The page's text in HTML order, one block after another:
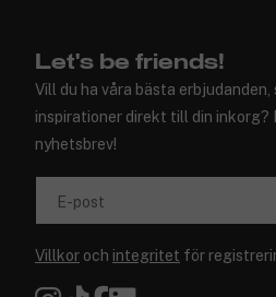
Let's be friends!
Vill du ha våra bästa
inspirationer direkt till din inkorg?
nyhetsbrev!
E-post
Villkor och integritet för